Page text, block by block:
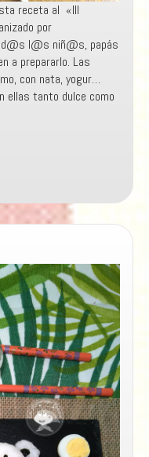
receta al «III
por
l@s niñ@s, papás
a prepararlo. Las
con nata, yogur…
ellas tanto dulce como